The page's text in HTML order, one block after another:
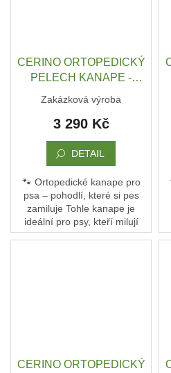
CERINO ORTOPEDICKÝ
PELECH KANAPE -
TEXTILNÍ ZÁTĚŽOVÁ
LÁTKA - 142 x 90 x 10 -
BÉŽOVÁ
Zakázková výroba
3 290 Kč
DETAIL
🐾 Ortopedické kanape pro
psa – pohodlí, které si pes
zamiluje Tohle kanape je
ideální pro psy, kteří milují
pohodlí a oporu. Není to jen
CERINO ORTOPEDICKÝ